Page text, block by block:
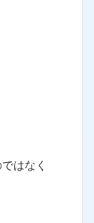
はなく